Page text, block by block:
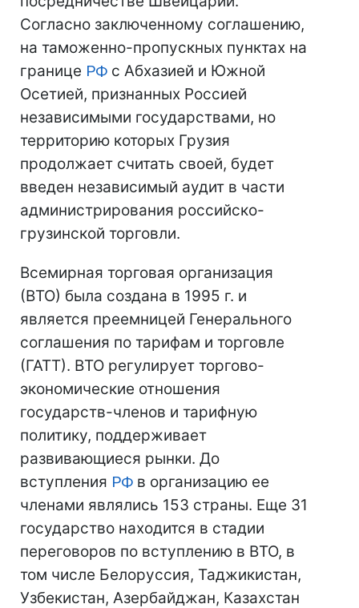
Согласно заключенному соглашению,
на таможенно-пропускных пунктах на
границе РФ с Абхазией и Южной
Осетией, признанных Россией
независимыми государствами, но
территорию которых Грузия
продолжает считать своей, будет
введен независимый аудит в части
администрирования российско-
грузинской торговли.
Всемирная торговая организация
(ВТО) была создана в 1995 г. и
является преемницей Генерального
соглашения по тарифам и торговле
(ГАТТ). ВТО регулирует торгово-
экономические отношения
государств-членов и тарифную
политику, поддерживает
развивающиеся рынки. До
вступления РФ в организацию ее
членами являлись 153 страны. Еще 31
государство находится в стадии
переговоров по вступлению в ВТО, в
том числе Белоруссия, Таджикистан,
Узбекистан, Азербайджан, Казахстан